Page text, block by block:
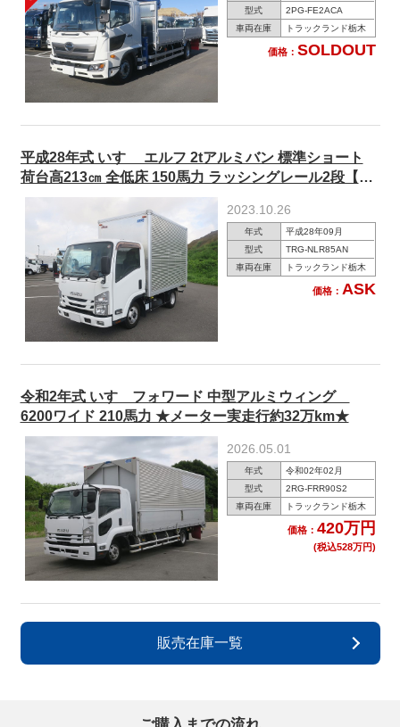
型式
2PG-FE2ACA
車両在庫
トラックランド栃木
価格： SOLDOUT
平成28年式 いすゞ エルフ 2tアルミバン 標準ショート
荷台高213㎝ 全低床 150馬力 ラッシングレール2段【準
中型(5t限定)免許対応 ※旧普通免許OK】
2023.10.26
年式
平成28年09月
型式
TRG-NLR85AN
車両在庫
トラックランド栃木
価格： ASK
令和2年式 いすゞフォワード 中型アルミウィング
6200ワイド 210馬力 ★メーター実走行約32万km★
2026.05.01
年式
令和02年02月
型式
2RG-FRR90S2
車両在庫
トラックランド栃木
価格： 420万円
(税込528万円)
販売在庫一覧